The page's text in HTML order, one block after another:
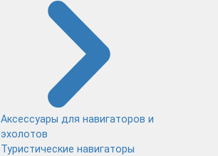
Аксессуары для навигаторов и
эхолотов
Туристические навигаторы